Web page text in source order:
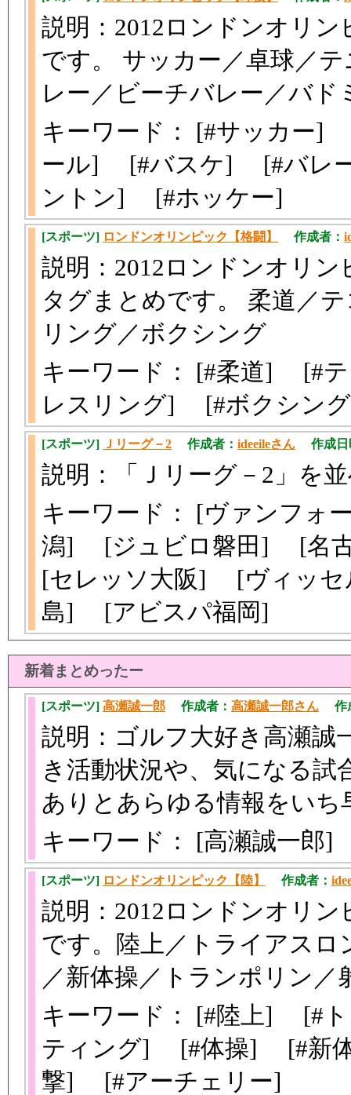
説明：2012ロンドンオリ
です。 サッカー／卓球／
レー／ビーチバレー／バド
キーワード： [#サッカ
ール] [#バスケ] [#バレ
ントン] [#ホッケー]
[スポーツ] ロンドンオリンピック【格闘】 作成者：
説明：2012ロンドンオリ
タグまとめです。 柔道／
リング／ボクシング
キーワード： [#柔道] [#
レスリング] [#ボクシ
[スポーツ] Ｊリーグ－2 作成者： ideeileさん 作成日
説明：「Ｊリーグ－2」を
キーワード： [ヴァンフ
潟] [ジュビロ磐田] [名
[セレッソ大阪] [ヴィッ
島] [アビスパ福岡]
新着まとめったー
[スポーツ] 高瀬誠一郎 作成者： 高瀬誠一郎さん 作
説明：ゴルフ大好き高瀬誠
き活動状況や、気になる
ありとあらゆる情報をい
キーワード： [高瀬誠一
[スポーツ] ロンドンオリンピック【陸】 作成者：
説明：2012ロンドンオリ
です。陸上／トライアス
／新体操／トランポリン／
キーワード： [#陸上] [#
ティング] [#体操] [#新
撃] [#アーチェリー]